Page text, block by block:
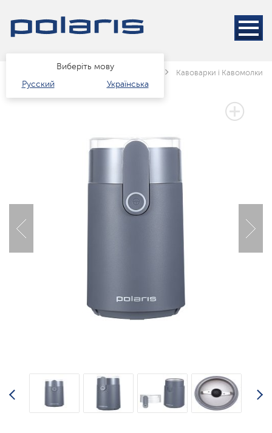
Виберіть мову
Русский
Українська
Каталог Техніка для кухні Кавоварки і Кавомолки